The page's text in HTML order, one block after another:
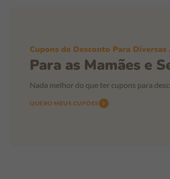
Cupons de Desconto Para Diversas
Para as Mamães e
Nada melhor do que ter cupons para
QUERO MEUS CUPÕES